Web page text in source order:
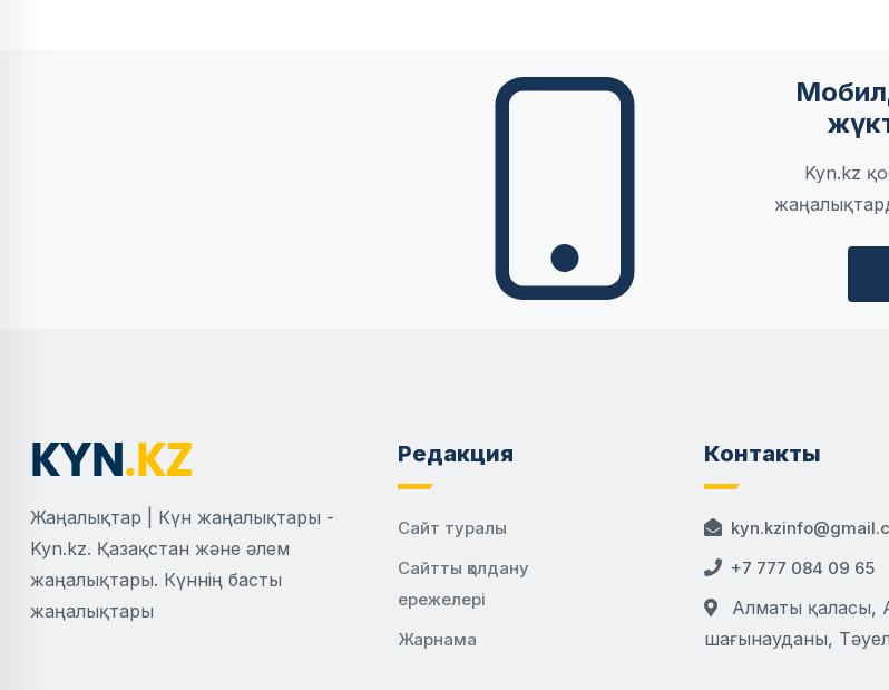
Kyn.kz
Жаңалықтар | Күн жаңалықтары -
Kyn.kz. Қазақстан және әлем
жаңалықтары. Күннің басты
жаңалықтары
Редакция
Сайт туралы
Сайтты қолдану
ережелері
Жарнама
Контакты
+7 777 084 09 65
Алматы қаласы,
шағынауданы,